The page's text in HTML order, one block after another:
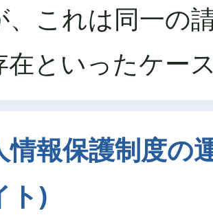
、これは同一の
在といったケー
情報保護制度の
ト)